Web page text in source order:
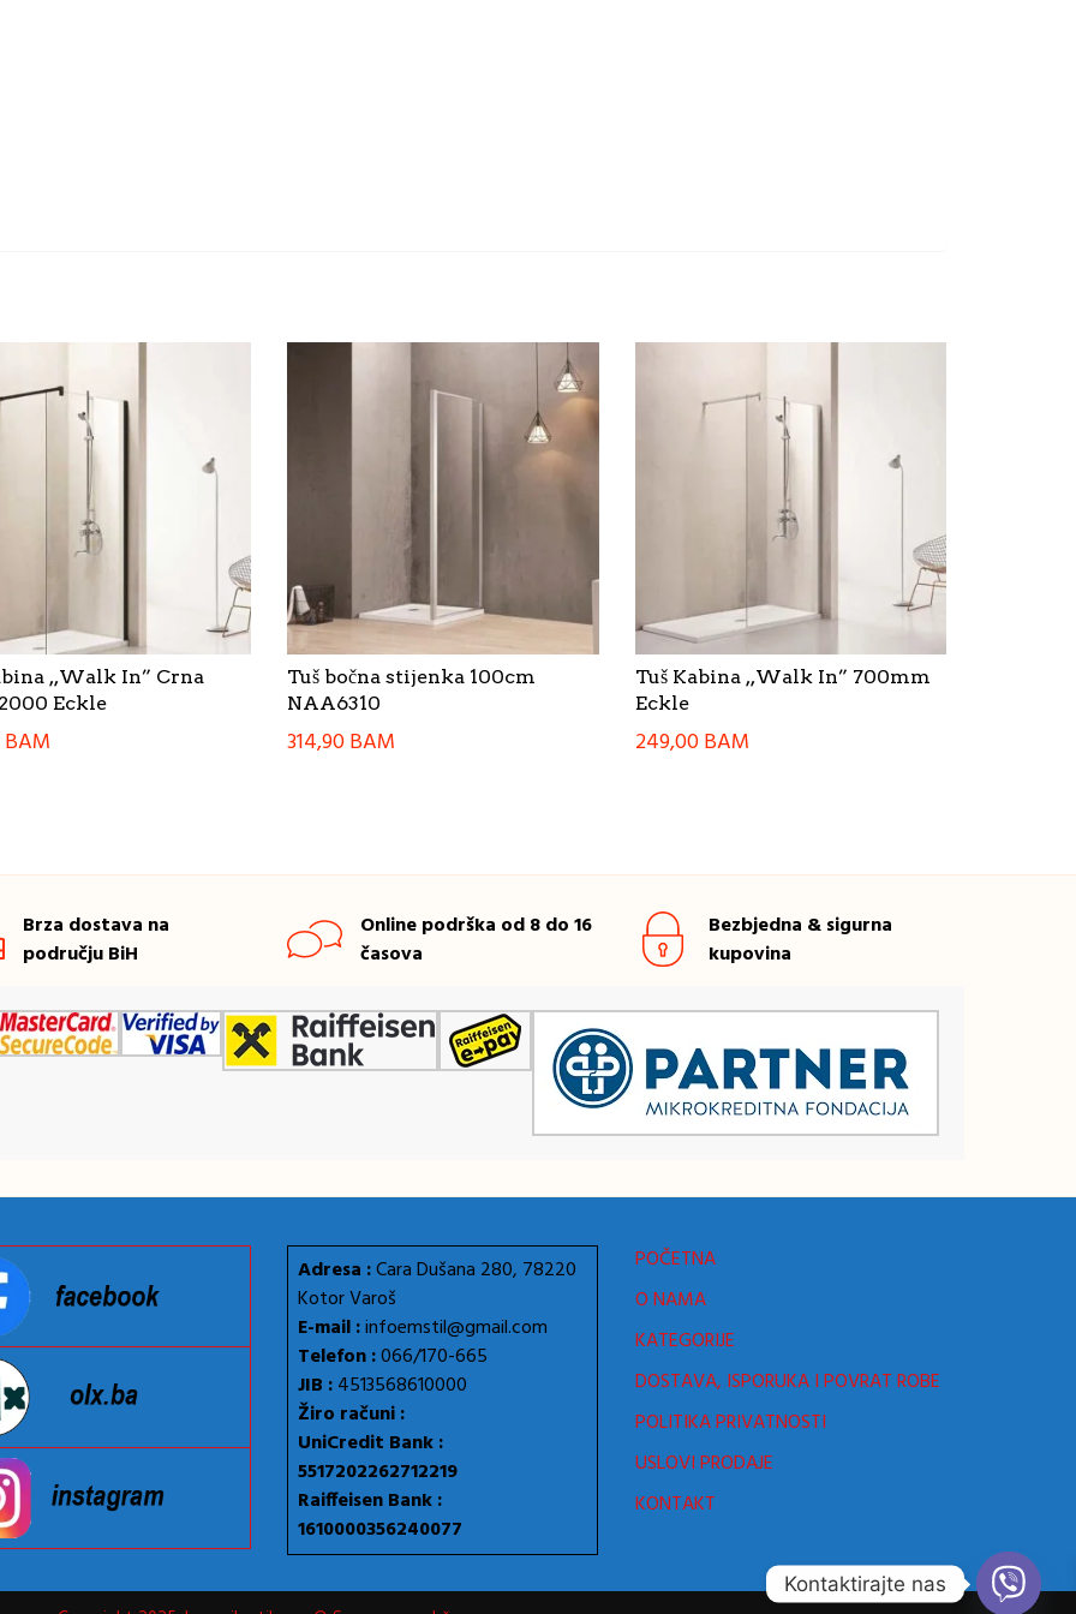
,,Walk In” Crna
Eckle
BAM
Tuš bočna stijenka 100cm
NAA6310
314,90BAM
Tuš Kabina ,,Walk In” 700mm
Eckle
249,00BAM
Brza dostava na
području BiH
Online podrška od 8 do 16
časova
Bezbjedna & sigurna
kupovina
Adresa :Cara Dušana 280, 78220
Kotor Varoš
E-mail :infoemstil@gmail.com
Telefon :066/170-665
JIB :4513568610000
Žiro računi :
UniCredit Bank :
5517202262712219
Raiffeisen Bank :
1610000356240077
POČETNA
O NAMA
KATEGORIJE
DOSTAVA, ISPORUKA I POVRAT ROBE
POLITIKA PRIVATNOSTI
USLOVI PRODAJE
KONTAKT
Kontaktirajte nas